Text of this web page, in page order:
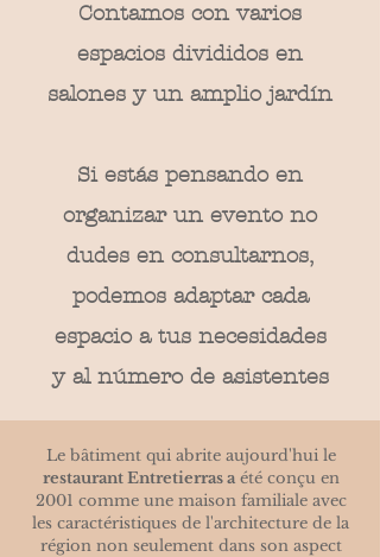
Contamos con varios
espacios divididos en
salones y un amplio jardín
Si estás pensando en
organizar un evento no
dudes en consultarnos,
podemos adaptar cada
espacio a tus necesidades
y al número de asistentes
Le bâtiment qui abrite aujourd'hui le
restaurant Entretierras aété conçu en
2001 comme une maison familiale avec
les caractéristiques de l'architecture de la
région non seulement dans son aspect